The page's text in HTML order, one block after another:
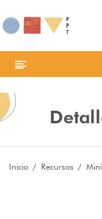
Inicio Recursos